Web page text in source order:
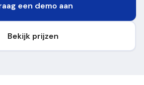
een demo aan
Bekijk prijzen